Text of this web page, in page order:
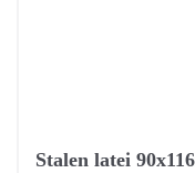
Stalen latei